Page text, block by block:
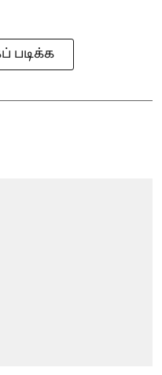
படிக்க